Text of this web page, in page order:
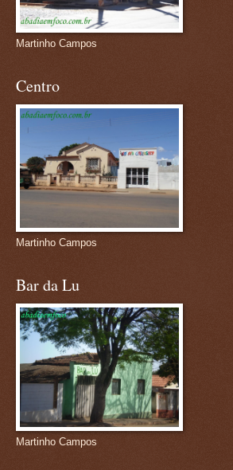
Martinho Campos
Centro
Martinho Campos
Bar da Lu
Martinho Campos